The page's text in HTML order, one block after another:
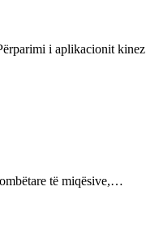
i aplikacionit
të miqësive,…